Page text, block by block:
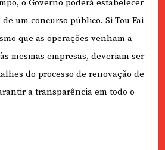
o Governo poderá estabelecer
um concurso público. Si Tou Fai
que as operações venham a
mesmas empresas, deveriam ser
do processo de renovação de
a transparência em todo o